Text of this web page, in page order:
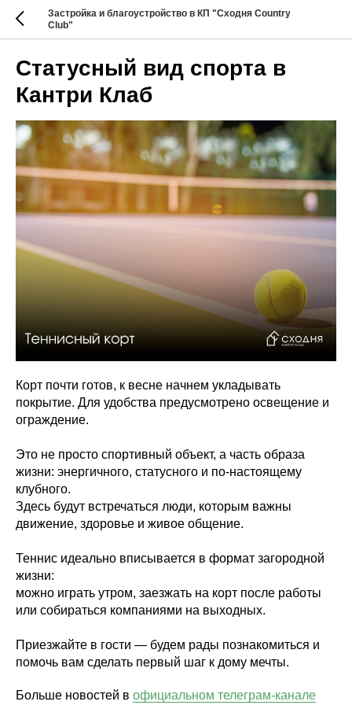
Застройка и благоустройство в КП "Сходня Country
Club"
Статусный вид спорта в
Кантри Клаб
Корт почти готов, к весне начнем укладывать
покрытие. Для удобства предусмотрено освещение и
ограждение.
Это не просто спортивный объект, а часть образа
жизни: энергичного, статусного и по-настоящему
клубного.
Здесь будут встречаться люди, которым важны
движение, здоровье и живое общение.
Теннис идеально вписывается в формат загородной
жизни:
можно играть утром, заезжать на корт после работы
или собираться компаниями на выходных.
Приезжайте в гости — будем рады познакомиться и
помочь вам сделать первый шаг к дому мечты.
Больше новостей в официальном телеграм-канале